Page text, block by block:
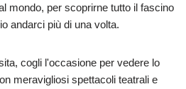
mondo, per scoprirne tutto il fascino
andarci più di una volta.
cogli l'occasione per vedere lo
meravigliosi spettacoli teatrali e